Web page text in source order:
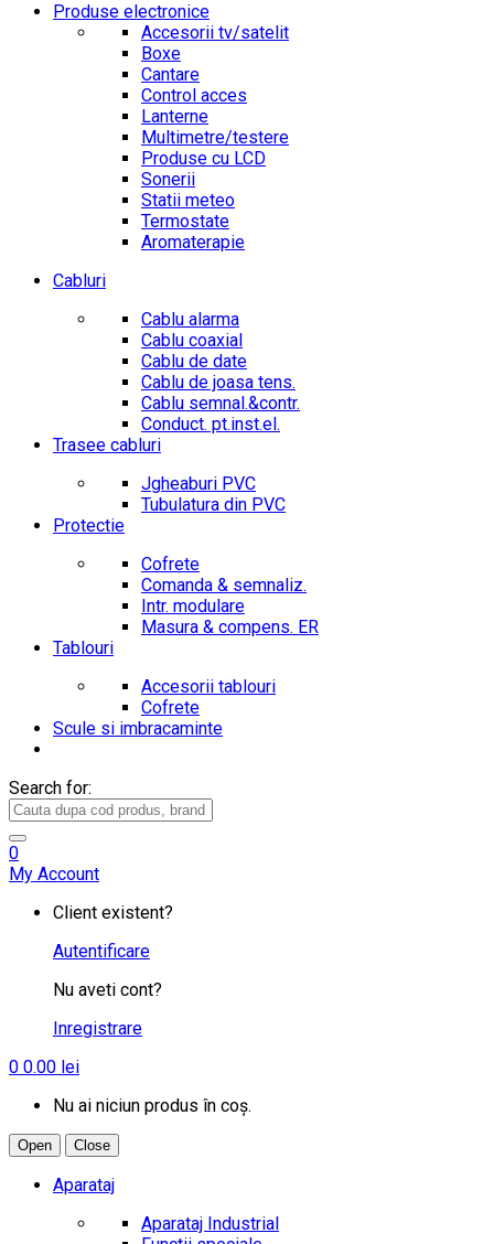
Produse electronice
Accesorii tv/satelit
Boxe
Cantare
Control acces
Lanterne
Multimetre/testere
Produse cu LCD
Sonerii
Statii meteo
Termostate
Aromaterapie
Cabluri
Cablu alarma
Cablu coaxial
Cablu de date
Cablu de joasa tens.
Cablu semnal.&contr.
Conduct. pt.inst.el.
Trasee cabluri
Jgheaburi PVC
Tubulatura din PVC
Protectie
Cofrete
Comanda & semnaliz.
Intr. modulare
Masura & compens. ER
Tablouri
Accesorii tablouri
Cofrete
Scule si imbracaminte
Search for:
0
My Account
Client existent?
Autentificare
Nu aveti cont?
Inregistrare
0 0.00 lei
Nu ai niciun produs în coș.
Open Close
Aparataj
Aparataj Industrial